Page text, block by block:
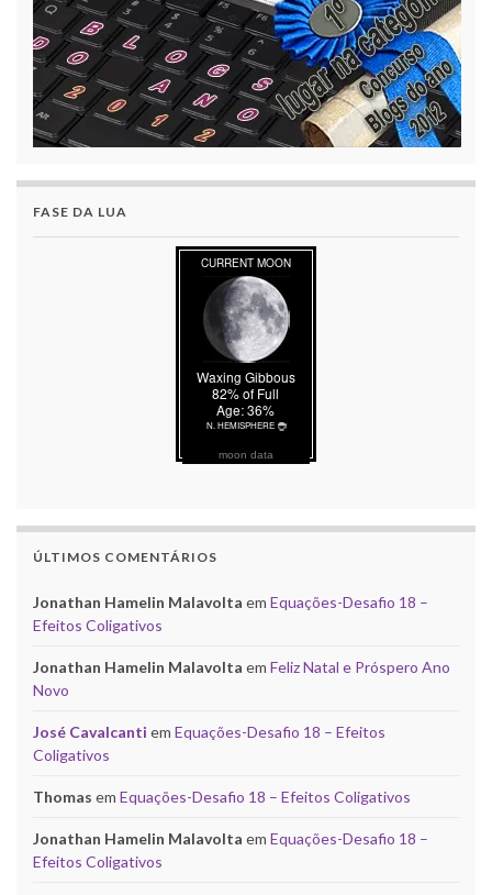
FASE DA LUA
moon data
ÚLTIMOS COMENTÁRIOS
Jonathan Hamelin Malavolta em Equações-Desafio 18 –
Efeitos Coligativos
Jonathan Hamelin Malavolta em Feliz Natal e Próspero Ano
Novo
José Cavalcanti em Equações-Desafio 18 – Efeitos
Coligativos
Thomas em Equações-Desafio 18 – Efeitos Coligativos
Jonathan Hamelin Malavolta em Equações-Desafio 18 –
Efeitos Coligativos